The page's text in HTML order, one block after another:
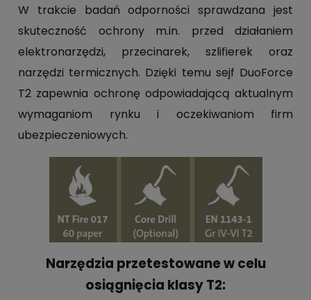
W trakcie badań odporności sprawdzana jest
skuteczność ochrony m.in. przed działaniem
elektronarzędzi, przecinarek, szlifierek oraz
narzędzi termicznych. Dzięki temu sejf DuoForce
T2 zapewnia ochronę odpowiadającą aktualnym
wymaganiom rynku i oczekiwaniom firm
ubezpieczeniowych.
Narzędzia przetestowane w celu
osiągnięcia klasy T2: